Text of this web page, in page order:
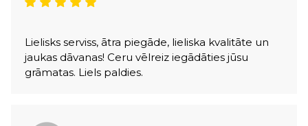
Lielisks serviss, ātra piegāde, lieliska kvalitāte un
jaukas dāvanas! Ceru vēlreiz iegādāties jūsu
grāmatas. Liels paldies.